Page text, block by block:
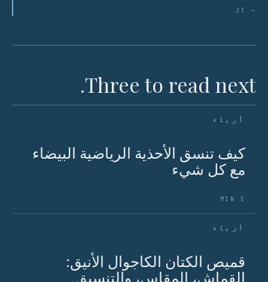
— JT
Three to read next.
أزياء
كيف تنسق الأحذية الرياضية البيضاء
مع كل شيء
5 MIN
أزياء
قميص الكتان الكاجوال الأنيق:
القماش، المقاس، والتنسيق